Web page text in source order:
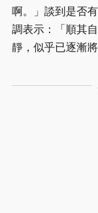
啊。」談到是否
調表示：「順其
靜，似乎已逐漸